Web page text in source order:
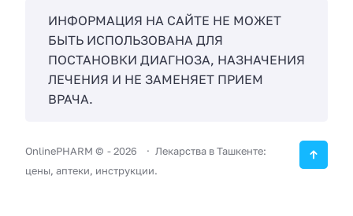
ИНФОРМАЦИЯ НА САЙТЕ НЕ МОЖЕТ
БЫТЬ ИСПОЛЬЗОВАНА ДЛЯ
ПОСТАНОВКИ ДИАГНОЗА, НАЗНАЧЕНИЯ
ЛЕЧЕНИЯ И НЕ ЗАМЕНЯЕТ ПРИЕМ
ВРАЧА.
OnlinePHARM © -2026
Лекарства в Ташкенте:
цены, аптеки, инструкции.